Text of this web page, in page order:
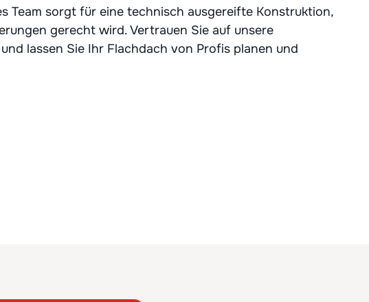
Team sorgt für eine technisch ausgereifte Konstruktion,
gerecht wird. Vertrauen Sie auf unsere
lassen Sie Ihr Flachdach von Profis planen und